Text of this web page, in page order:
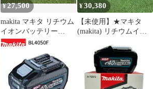
¥27,500
makita マキタ リチウム
イオンバッテリー
BL4050F 40V 5.0Ah 開
未使用品
¥30,380
【未使用】★マキタ
(makita) リチウムイオ
40Vmax/5.0Ah
BL4050F【岩槻店】